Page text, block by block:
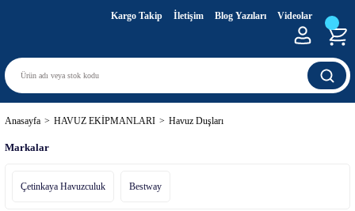
Kargo Takip İletişim Blog Yazıları Videolar
Anasayfa HAVUZ EKİPMANLARI Havuz Duşları
Markalar
Çetinkaya Havuzculuk Bestway